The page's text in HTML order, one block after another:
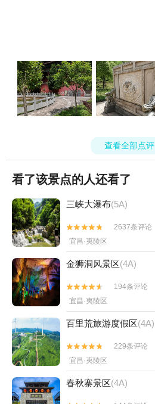
查看全部点评
看了该景点的人还看了
三峡大瀑布(5A)


2637条评论
宜昌·夷陵区
金狮洞风景区(4A)


194条评论
宜昌·夷陵区
百里荒旅游度假区(4A)


229条评论
宜昌·夷陵区
春秋寨景区(4A)